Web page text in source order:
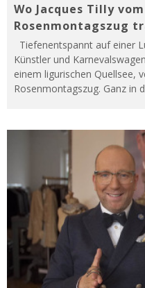
Wo Jacques Tilly
Rosenmontagszug
Tiefenentspannt auf einer
Künstler und
einem ligurischen Quellsee,
Rosenmontagszug. Ganz in